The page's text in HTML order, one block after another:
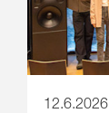
12.6.2026